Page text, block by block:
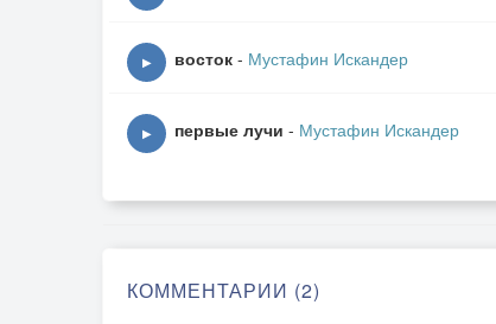
▶ восток - Мустафин Искандер
▶ первые лучи - Мустафин Искандер
КОММЕНТАРИИ (2)